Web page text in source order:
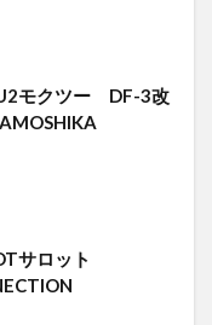
モクツー DF-3改
サロット